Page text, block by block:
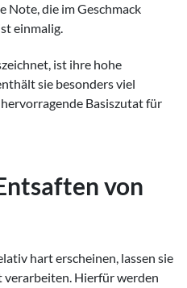
Note, die im Geschmack
einmalig.
ist ihre hohe
sie besonders viel
Basiszutat für
von
hart erscheinen, lassen sie
verarbeiten. Hierfür werden